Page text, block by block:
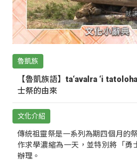
魯凱族
【魯凱族語】ta‘avalra ‘i
士祭的由來
文化介紹
傳統祖靈祭是一系列為期四個月的
作求學濃縮為一天，並特別將「勇
辦理。